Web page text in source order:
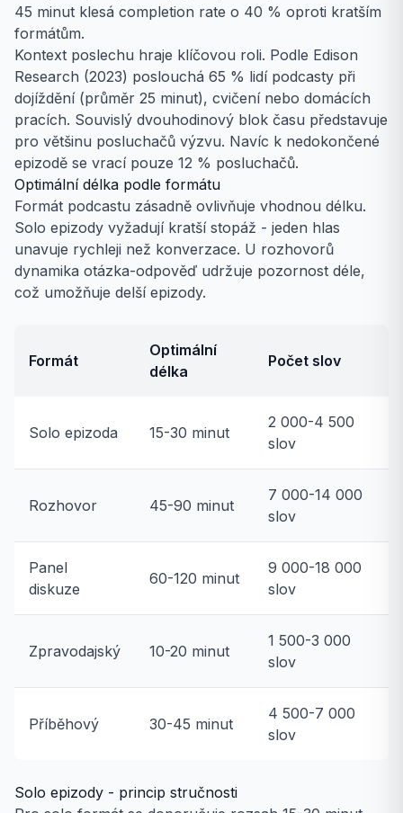
45 minut klesá completion rate o 40 % oproti kratším
formátům.
Kontext poslechu hraje klíčovou roli. Podle Edison
Research (2023) poslouchá 65 % lidí podcasty při
dojíždění (průměr 25 minut), cvičení nebo domácích
pracích. Souvislý dvouhodinový blok času představuje
pro většinu posluchačů výzvu. Navíc k nedokončené
epizodě se vrací pouze 12 % posluchačů.
Optimální délka podle formátu
Formát podcastu zásadně ovlivňuje vhodnou délku.
Solo epizody vyžadují kratší stopáž - jeden hlas
unavuje rychleji než konverzace. U rozhovorů
dynamika otázka-odpověď udržuje pozornost déle,
což umožňuje delší epizody.
Formát
Optimální
délka
Počet slov
Solo epizoda 15-30 minut
2 000-4 500
slov
Rozhovor 45-90 minut
7 000-14 000
slov
Panel
diskuze
60-120 minut
9 000-18 000
slov
Zpravodajský 10-20 minut
1 500-3 000
slov
Příběhový 30-45 minut
4 500-7 000
slov
Solo epizody - princip stručnosti